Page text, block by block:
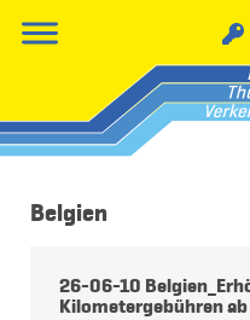
Belgien
26-06-10
Kilometergebühren